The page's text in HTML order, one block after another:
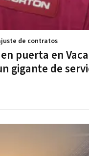
puerta en
gigante de
de contratos